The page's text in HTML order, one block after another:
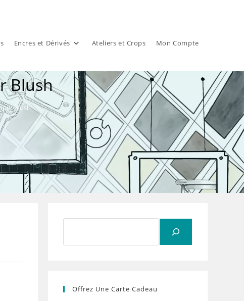
Encres et Dérivés Ateliers et Crops Mon Compte
Blush
Blush
Offrez Une Carte Cadeau